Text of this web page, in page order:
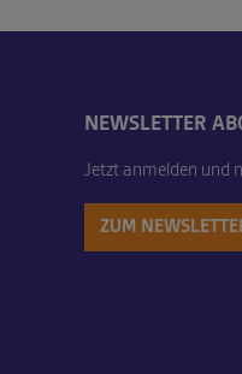
NEWSLETTER
Jetzt anmelden und
ZUM